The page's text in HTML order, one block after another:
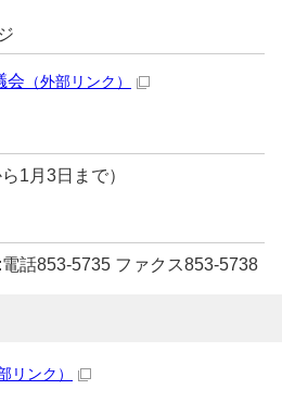
会 （外部リンク）
1月3日まで）
話853-5735 ファクス853-5738
リンク）